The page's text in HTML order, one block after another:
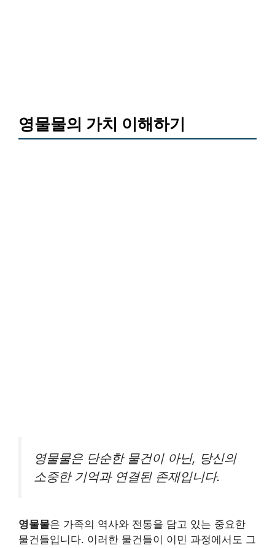
영물물의 가치 이해하기
영물물은 단순한 물건이 아닌, 당신의
소중한 기억과 연결된 존재입니다.
영물물은 가족의 역사와 전통을 담고 있는 중요한
물건들입니다. 이러한 물건들이 이민 과정에서도 그